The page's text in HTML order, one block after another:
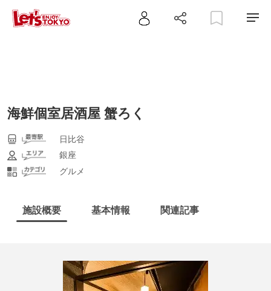
海鮮個室居酒屋 蟹ろく
日比谷
銀座
グルメ
施設概要 基本情報 関連記事